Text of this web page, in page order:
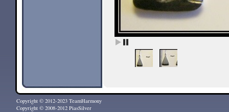
Copyright © 2012-2023 TeamHarmony
Copyright © 2008-2012 PiasSilver